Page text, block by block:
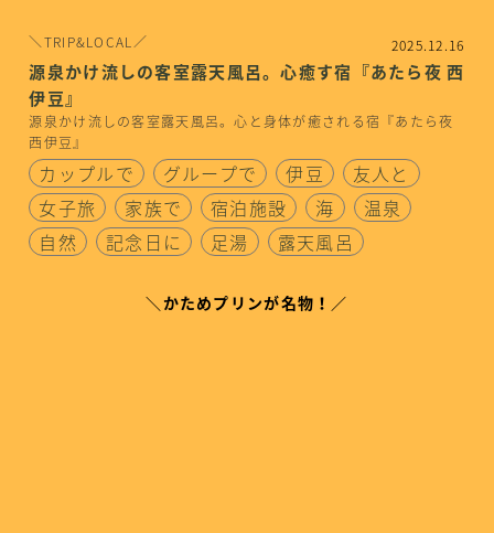
＼TRIP&LOCAL／ 2025.12.16
源泉かけ流しの客室露天風呂。心癒す宿『あたら夜 西
伊豆』
源泉かけ流しの客室露天風呂。心と身体が癒される宿『あたら夜
西伊豆』
カップルで グループで 伊豆
友人と
女子旅
家族で 宿泊施設 海
温泉
自然
記念日に 足湯 露天風呂
＼かためプリンが名物！／